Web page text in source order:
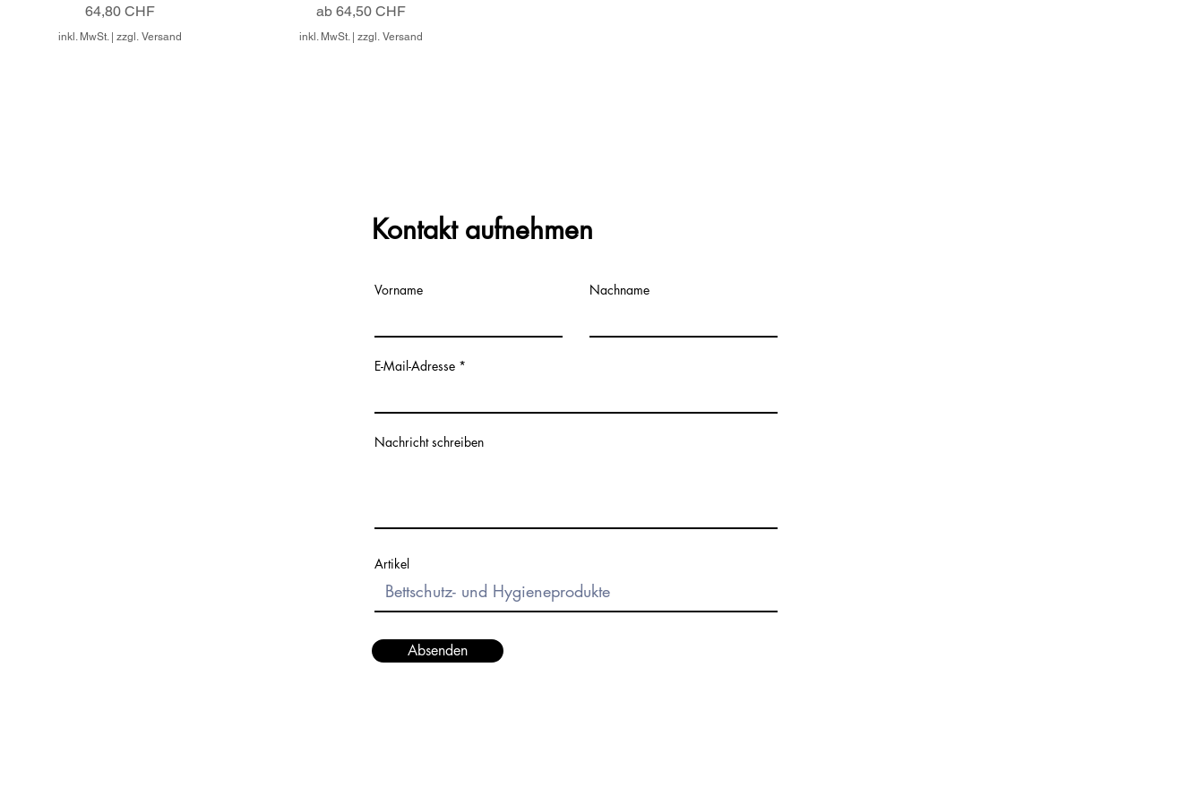
Preis
64,80 CHF
inkl. MwSt. |zzgl. Versand
ab64,50 CHF
Sale-Preis
inkl. MwSt. |zzgl. Versand
Kontakt aufnehmen
Vorname Nachname
E-Mail-Adresse
Nachricht schreiben
Artikel
Absenden